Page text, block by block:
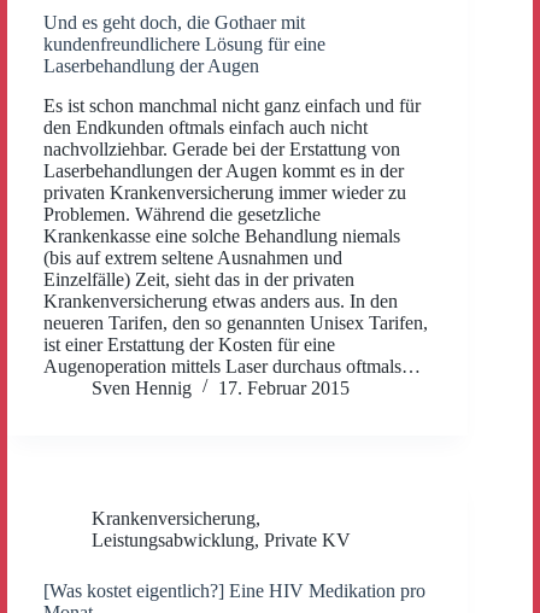
Und es geht doch, die Gothaer mit
kundenfreundlichere Lösung für eine
Laserbehandlung der Augen
Es ist schon manchmal nicht ganz einfach und für
den Endkunden oftmals einfach auch nicht
nachvollziehbar. Gerade bei der Erstattung von
Laserbehandlungen der Augen kommt es in der
privaten Krankenversicherung immer wieder zu
Problemen. Während die gesetzliche
Krankenkasse eine solche Behandlung niemals
(bis auf extrem seltene Ausnahmen und
Einzelfälle) Zeit, sieht das in der privaten
Krankenversicherung etwas anders aus. In den
neueren Tarifen, den so genannten Unisex Tarifen,
ist einer Erstattung der Kosten für eine
Augenoperation mittels Laser durchaus oftmals…
Sven Hennig
17. Februar 2015
Krankenversicherung,
Leistungsabwicklung, Private KV
[Was kostet eigentlich?] Eine HIV Medikation pro